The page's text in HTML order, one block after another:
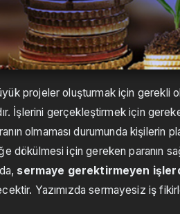
projeler oluşturmak için gerekli
İşlerini gerçekleştirmek için
olmaması durumunda kişilerin
için gereken paranın
sermaye gerektirmeyen
Yazımızda sermayesiz iş